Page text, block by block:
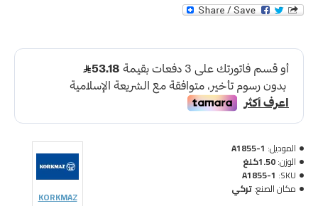
الموديل: A1855-1
الوزن:1.50كلغ
SKU:
A1855-1
مكان الصنع:تركي
KORKMAZ